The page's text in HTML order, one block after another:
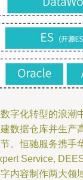
字化转型的浪潮
数据仓库并生产
。恒驰服务携手
Service,
内容制作两大领